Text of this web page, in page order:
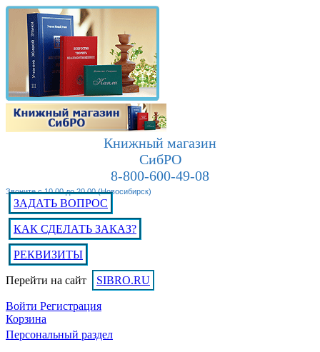
Книжный магазин
СибРО
8-800-600-49-08
Звоните с 10.00 до 20.00 (Новосибирск)
ЗАДАТЬ ВОПРОС
КАК СДЕЛАТЬ ЗАКАЗ?
РЕКВИЗИТЫ
Перейти на сайт SIBRO.RU
Войти Регистрация
Корзина
Персональный раздел